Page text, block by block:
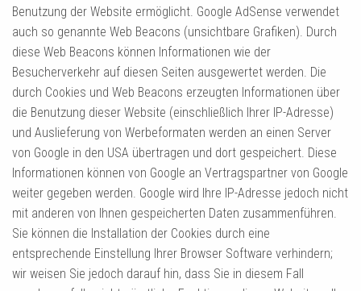
Benutzung der Website ermöglicht. Google AdSense verwendet
auch so genannte Web Beacons (unsichtbare Grafiken). Durch
diese Web Beacons können Informationen wie der
Besucherverkehr auf diesen Seiten ausgewertet werden. Die
durch Cookies und Web Beacons erzeugten Informationen über
die Benutzung dieser Website (einschließlich Ihrer IP-Adresse)
und Auslieferung von Werbeformaten werden an einen Server
von Google in den USA übertragen und dort gespeichert. Diese
Informationen können von Google an Vertragspartner von Google
weiter gegeben werden. Google wird Ihre IP-Adresse jedoch nicht
mit anderen von Ihnen gespeicherten Daten zusammenführen.
Sie können die Installation der Cookies durch eine
entsprechende Einstellung Ihrer Browser Software verhindern;
wir weisen Sie jedoch darauf hin, dass Sie in diesem Fall